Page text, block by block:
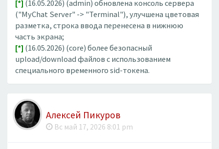
[*] (16.05.2026) (admin) обновлена консоль сервера
("MyChat Server" -> "Terminal"), улучшена цветовая
разметка, строка ввода перенесена в нижнюю
часть экрана;
[*] (16.05.2026) (core) более безопасный
upload/download файлов с использованием
специального временного sid-токена.
Алексей Пикуров
Вс май 17, 2026 8:01 pm